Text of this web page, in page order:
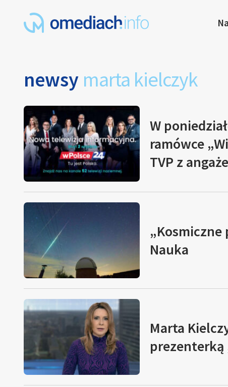
newsy marta kielczyk
W
ramówce
TVP z
Nauka
Marta
prezenterką